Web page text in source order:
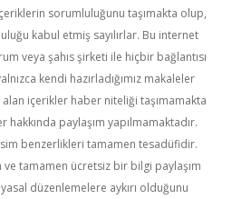
sorumluluğunu taşımakta olup,
kabul etmiş sayılırlar. Bu internet
veya şahıs şirketi ile hiçbir bağlantısı
kendi hazırladığımız makaleler
içerikler haber niteliği taşımamakta
paylaşım yapılmamaktadır.
benzerlikleri tamamen tesadüfidir.
ve tamamen ücretsiz bir bilgi paylaşım
düzenlemelere aykırı olduğunu